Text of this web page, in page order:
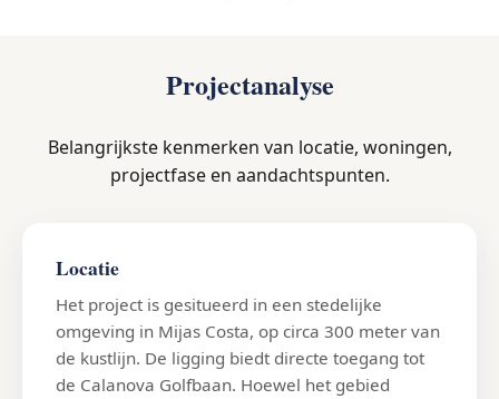
Projectanalyse
Belangrijkste kenmerken van locatie, woningen,
projectfase en aandachtspunten.
Locatie
Het project is gesitueerd in een stedelijke
omgeving in Mijas Costa, op circa 300 meter van
de kustlijn. De ligging biedt directe toegang tot
de Calanova Golfbaan. Hoewel het gebied